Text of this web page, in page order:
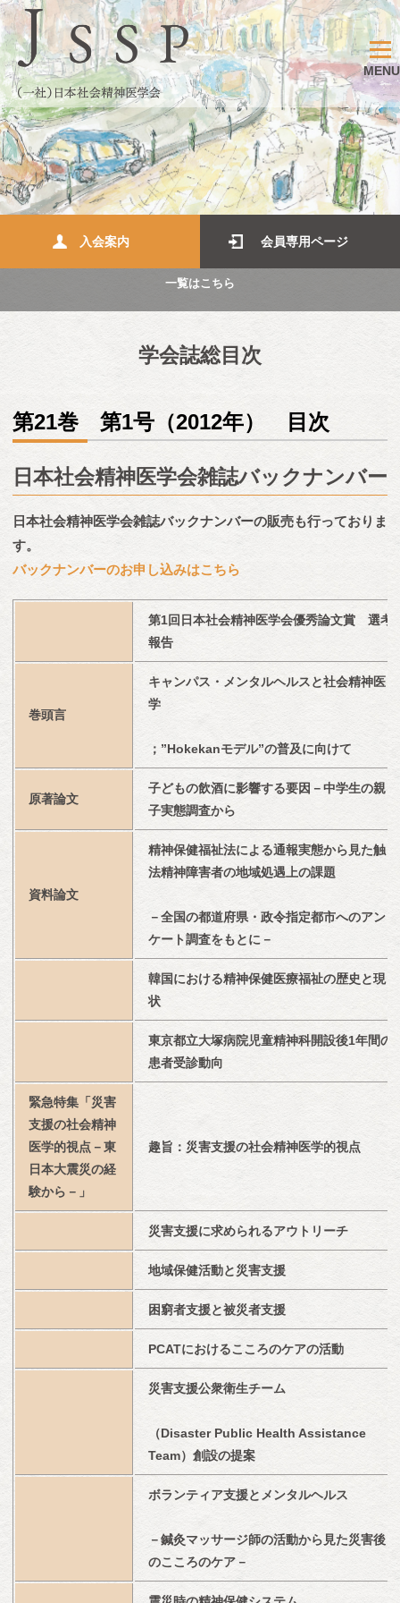
MENU
入会案内 会員専用ページ
一覧はこちら
学会誌総目次
第21巻 第1号（2012年） 目次
日本社会精神医学会雑誌バックナンバー
日本社会精神医学会雑誌バックナンバーの販売も行っておりま
す。
バックナンバーのお申し込みはこちら
第1回日本社会精神医学会優秀論文賞　選考
報告
巻頭言
キャンパス・メンタルヘルスと社会精神医
学
；”Hokekanモデル”の普及に向けて
原著論文
子どもの飲酒に影響する要因－中学生の親
子実態調査から
資料論文
精神保健福祉法による通報実態から見た触
法精神障害者の地域処遇上の課題
－全国の都道府県・政令指定都市へのアン
ケート調査をもとに－
韓国における精神保健医療福祉の歴史と現
状
東京都立大塚病院児童精神科開設後1年間の
患者受診動向
緊急特集「災害
支援の社会精神
医学的視点－東
日本大震災の経
験から－」
趣旨：災害支援の社会精神医学的視点
災害支援に求められるアウトリーチ
地域保健活動と災害支援
困窮者支援と被災者支援
PCATにおけるこころのケアの活動
災害支援公衆衛生チーム
（Disaster Public Health Assistance
Team）創設の提案
ボランティア支援とメンタルヘルス
－鍼灸マッサージ師の活動から見た災害後
のこころのケア－